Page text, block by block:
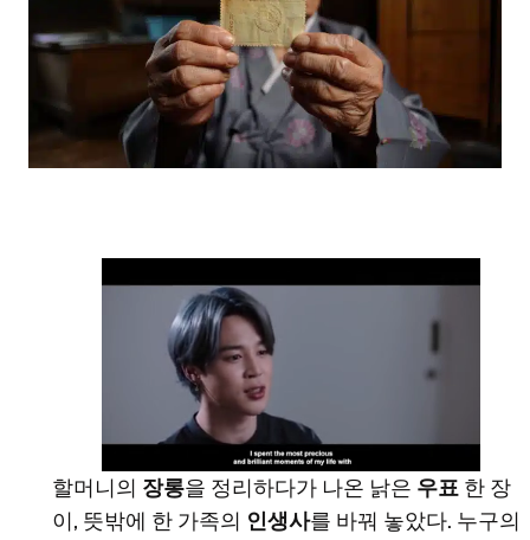
할머니의 장롱을 정리하다가 나온 낡은 우표 한 장
이, 뜻밖에 한 가족의 인생사를 바꿔 놓았다. 누구의